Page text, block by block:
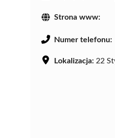
Strona www:
Numer telefonu:
Lokalizacja: 22